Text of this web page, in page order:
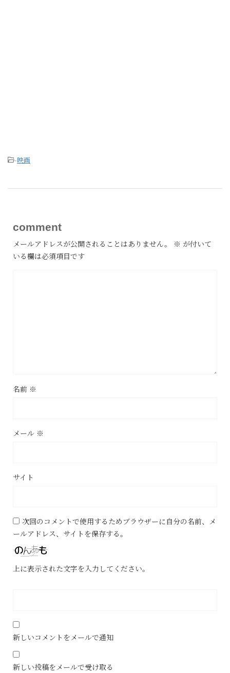
-映画
comment
メールアドレスが公開されることはありません。 ※ が付いて
いる欄は必須項目です
名前 ※
メール ※
サイト
次回のコメントで使用するためブラウザーに自分の名前、メ
ールアドレス、サイトを保存する。
上に表示された文字を入力してください。
新しいコメントをメールで通知
新しい投稿をメールで受け取る